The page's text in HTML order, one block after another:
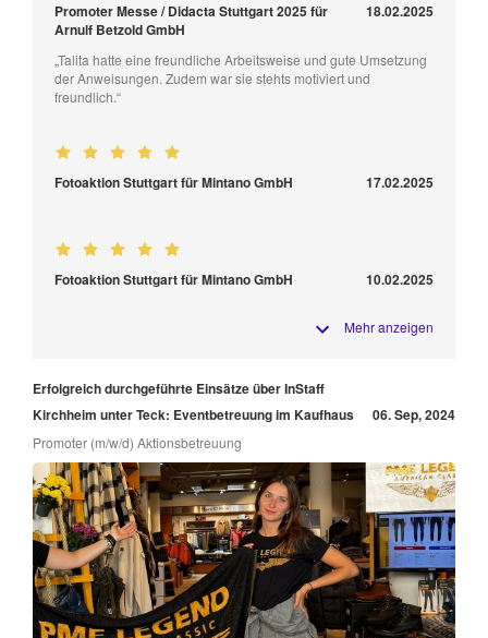
Promoter Messe / Didacta Stuttgart 2025 für
Arnulf Betzold GmbH
18.02.2025
„Talita hatte eine freundliche Arbeitsweise und gute Umsetzung
der Anweisungen. Zudem war sie stehts motiviert und
freundlich.“
Fotoaktion Stuttgart für Mintano GmbH 17.02.2025
Fotoaktion Stuttgart für Mintano GmbH 10.02.2025
Mehr anzeigen
Erfolgreich durchgeführte Einsätze über InStaff
Kirchheim unter Teck: Eventbetreuung im Kaufhaus
06. Sep, 2024
Promoter (m/w/d) Aktionsbetreuung